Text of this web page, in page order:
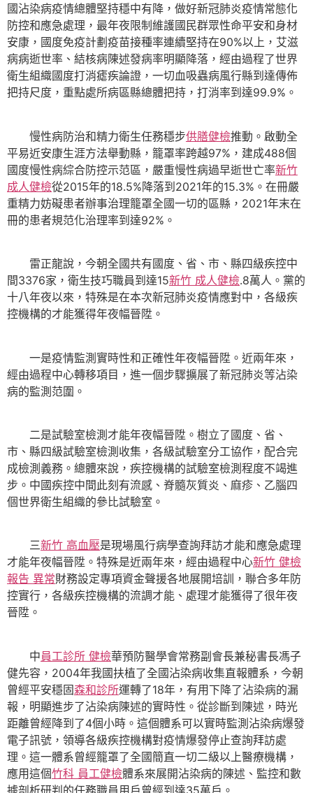
國沾染病疫情總體堅持穩中有降，做好新冠肺炎疫情常態化
防控和應急處理，最年夜限制維護國民群眾性命平安和身材
安康，國度免疫計劃疫苗接種率連續堅持在90%以上，艾滋
病病逝世率、結核病陳述發病率明顯降落，經由過程了世界
衛生組織國度打消瘧疾論證，一切血吸蟲病風行縣到達傳佈
把持尺度，重點處所病區縣總體把持，打消率到達99.9%。
慢性病防治和精力衛生任務穩步供膳健檢推動。啟動全
平易近安康生涯方法舉動縣，籠罩率跨越97%，建成488個
國度慢性病綜合防控示范區，嚴重慢性病過早逝世亡率新竹
成人健檢從2015年的18.5%降落到2021年的15.3%。在冊嚴
重精力妨礙患者辦事治理籠罩全國一切的區縣，2021年末在
冊的患者規范化治理率到達92%。
雷正龍說，今朝全國共有國度、省、市、縣四級疾控中
間3376家，衛生技巧職員到達15新竹 成人健檢.8萬人。黨的
十八年夜以來，特殊是在本次新冠肺炎疫情應對中，各級疾
控機構的才能獲得年夜幅晉陞。
一是疫情監測實時性和正確性年夜幅晉陞。近兩年來，
經由過程中心轉移項目，進一個步驟擴展了新冠肺炎等沾染
病的監測范圍。
二是試驗室檢測才能年夜幅晉陞。樹立了國度、省、
市、縣四級試驗室檢測收集，各級試驗室分工協作，配合完
成檢測義務。總體來說，疾控機構的試驗室檢測程度不竭進
步。中國疾控中間此刻有流感、脊髓灰質炎、麻疹、乙腦四
個世界衛生組織的參比試驗室。
三新竹 高血壓是現場風行病學查詢拜訪才能和應急處理
才能年夜幅晉陞。特殊是近兩年來，經由過程中心新竹 健檢
報告 異常財務設定專項資金聲援各地展開培訓，聯合多年防
控實行，各級疾控機構的流調才能、處理才能獲得了很年夜
晉陞。
中員工診所 健檢華預防醫學會常務副會長兼秘書長馮子
健先容，2004年我國扶植了全國沾染病收集直報體系，今朝
曾經平安穩固森和診所運轉了18年，有用下降了沾染病的漏
報，明顯進步了沾染病陳述的實時性。從診斷到陳述，時光
距離曾經降到了4個小時。這個體系可以實時監測沾染病爆發
電子訊號，領導各級疾控機構對疫情爆發停止查詢拜訪處
理。這一體系曾經籠罩了全國簡直一切二級以上醫療機構，
應用這個竹科 員工健檢體系來展開沾染病的陳述、監控和數
據剖析研判的任務職員用戶曾經到達35萬戶。